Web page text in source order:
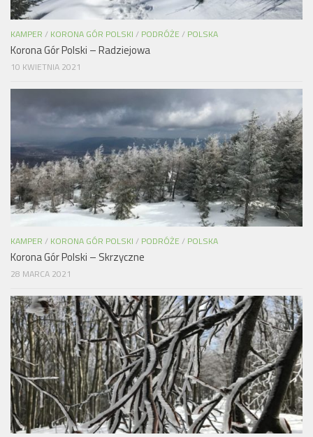
KAMPER / KORONA GÓR POLSKI / PODRÓŻE / POLSKA
Korona Gór Polski – Radziejowa
10 KWIETNIA 2021
KAMPER / KORONA GÓR POLSKI / PODRÓŻE / POLSKA
Korona Gór Polski – Skrzyczne
28 MARCA 2021